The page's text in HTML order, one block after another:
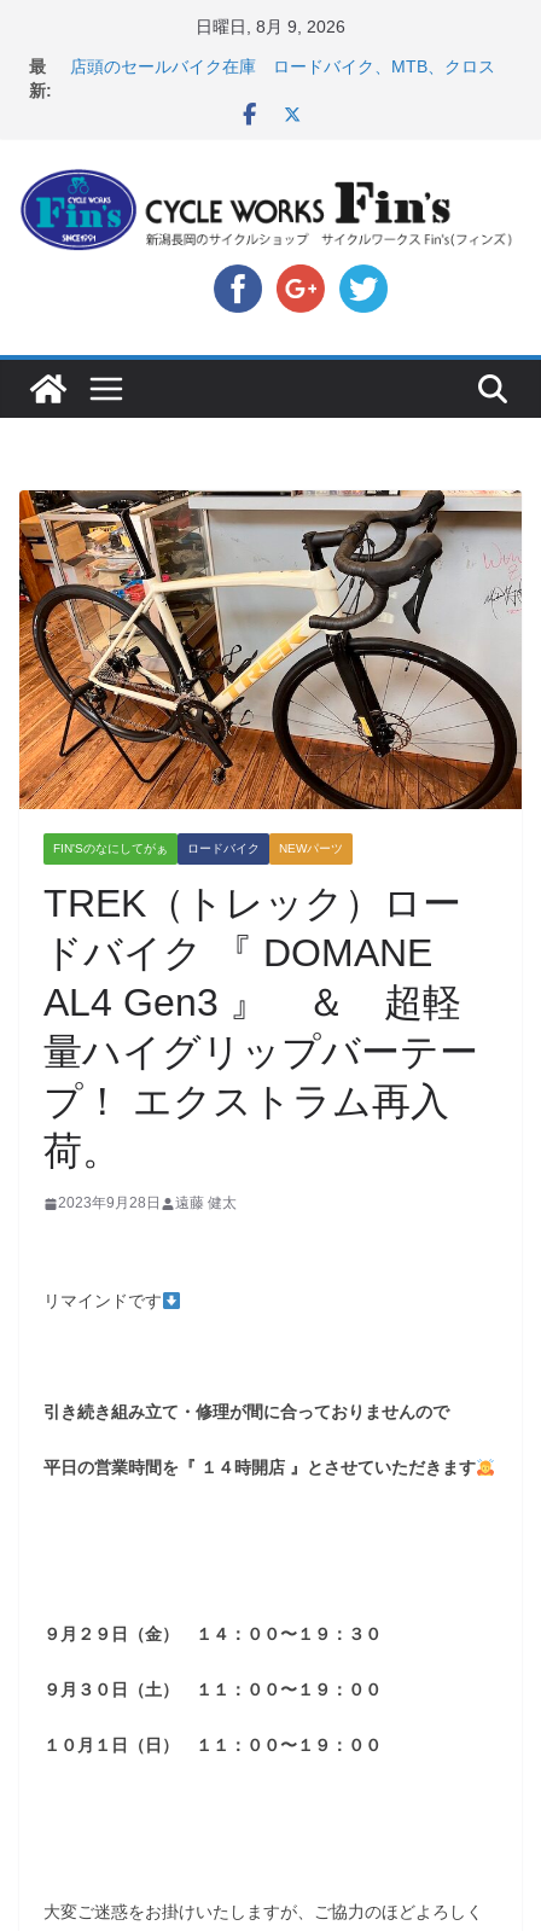
日曜日, 8月 9, 2026
最
新:
【 重要 】お支払いについて ＆ クロスバイクのカスタ
ムと、入荷してきました人気商品ピックアップ！
店頭のセールバイク在庫 ロードバイク、MTB、クロス
バイクなど（２０２６・７・１０ 現在）
トス カスタム！と、２０２７年モデル スコット入荷。
8月1・2日 YOELEO試乗会とオフ会開催！！ ＆
LAZER 最高峰ヘルメットが３０〜４０％OFF セール
店頭のセールバイク在庫 ロードバイク、MTB、クロス
バイクなど（２０２６・７・１７ 現在）
FIN'Sのなにしてがぁ ロードバイク NEWパーツ
TREK（トレック）ロー
ドバイク 『 DOMANE
AL4 Gen3 』 ＆ 超軽
量ハイグリップバーテー
プ！ エクストラム再入
荷。
2023年9月28日 遠藤 健太
リマインドです
引き続き組み立て・修理が間に合っておりませんので
平日の営業時間を『 １４時開店 』とさせていただきます
９月２９日（金） １４：００〜１９：３０
９月３０日（土） １１：００〜１９：００
１０月１日（日） １１：００〜１９：００
大変ご迷惑をお掛けいたしますが、ご協力のほどよろしく